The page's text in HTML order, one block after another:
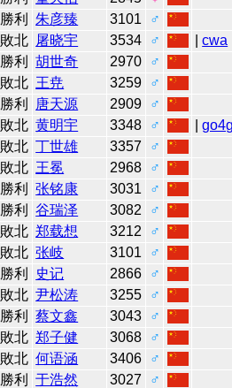
勝利 朱彦臻 3101
♂
敗北 屠晓宇 3534 ♂ |cwa
勝利 胡世奇 2970
♂
敗北 王尭 3259
♂
勝利 唐天源 2909
♂
敗北 黄明宇 3348 ♂ |
敗北 丁世雄 3357
♂
敗北 王冕 2968
♂
勝利 张铭康 3031
♂
勝利 谷瑞泽 3082
♂
敗北 郑载想 3212
♂
敗北 张岐 3101
♂
勝利 史记 2866
♂
敗北 尹松涛 3255
♂
勝利 蔡文鑫 3043
♂
敗北 郑子健 3068
♂
敗北 何语涵 3406
♂
勝利 于浩然 3027
♂